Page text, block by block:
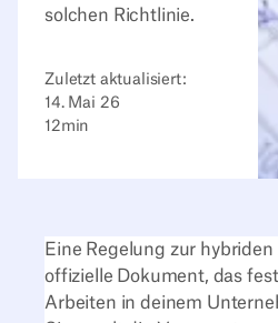
solchen Richtlinie.
Zuletzt aktualisiert:
14. Mai 26
12min
Eine Regelung zur
offizielle Dokument, das
Arbeiten in deinem